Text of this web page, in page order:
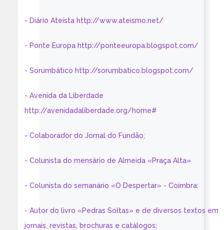
- Diário Ateísta http://www.ateismo.net/
- Ponte Europa http://ponteeuropa.blogspot.com/
- Sorumbático http://sorumbatico.blogspot.com/
- Avenida da Liberdade
http://avenidadaliberdade.org/home#
- Colaborador do Jornal do Fundão;
- Colunista do mensário de Almeida «Praça Alta»
- Colunista do semanário «O Despertar» - Coimbra:
- Autor do livro «Pedras Soltas» e de diversos textos em
jornais, revistas, brochuras e catálogos;